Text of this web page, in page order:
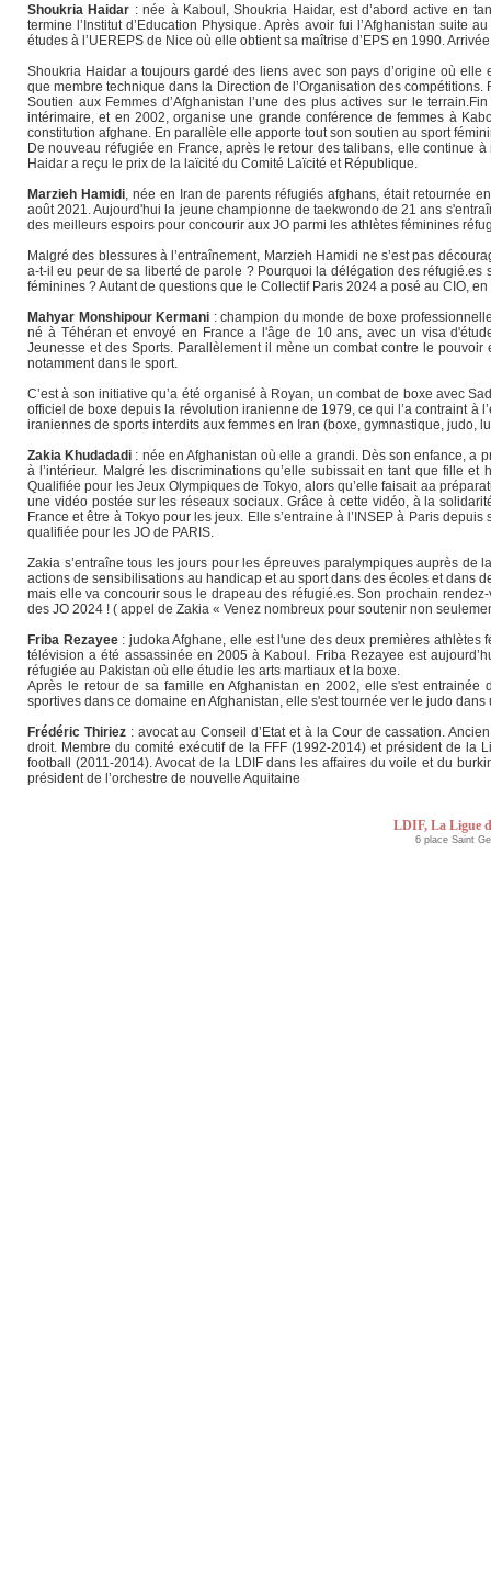
Shoukria Haidar : née à Kaboul, Shoukria Haidar, est d’abord active en
termine l’Institut d’Education Physique. Après avoir fui l’Afghanistan suite
études à l’UEREPS de Nice où elle obtient sa maîtrise d’EPS en 1990.
Shoukria Haidar a toujours gardé des liens avec son pays d’origine où
que membre technique dans la Direction de l’Organisation des
Soutien aux Femmes d’Afghanistan l’une des plus actives sur le
intérimaire, et en 2002, organise une grande conférence de femmes à
constitution afghane. En parallèle elle apporte tout son soutien au sport
De nouveau réfugiée en France, après le retour des talibans, elle continue
Haidar a reçu le prix de la laïcité du Comité Laïcité et République.
Marzieh Hamidi, née en Iran de parents réfugiés afghans, était retournée
août 2021. Aujourd'hui la jeune championne de taekwondo de 21 ans
des meilleurs espoirs pour concourir aux JO parmi les athlètes féminines
Malgré des blessures à l’entraînement, Marzieh Hamidi ne s’est pas
a-t-il eu peur de sa liberté de parole ? Pourquoi la délégation des
féminines ? Autant de questions que le Collectif Paris 2024 a posé au CIO,
Mahyar Monshipour Kermani : champion du monde de boxe
né à Téhéran et envoyé en France a l'âge de 10 ans, avec un visa
Jeunesse et des Sports. Parallèlement il mène un combat contre le
notamment dans le sport.
C’est à son initiative qu’a été organisé à Royan, un combat de boxe avec
officiel de boxe depuis la révolution iranienne de 1979, ce qui l’a contraint à
iraniennes de sports interdits aux femmes en Iran (boxe, gymnastique, judo,
Zakia Khudadadi : née en Afghanistan où elle a grandi. Dès son enfance, a
à l’intérieur. Malgré les discriminations qu’elle subissait en tant que fille
Qualifiée pour les Jeux Olympiques de Tokyo, alors qu’elle faisait aa
une vidéo postée sur les réseaux sociaux. Grâce à cette vidéo, à la
France et être à Tokyo pour les jeux. Elle s’entraine à l’INSEP à Paris
qualifiée pour les JO de PARIS.
Zakia s’entraîne tous les jours pour les épreuves paralympiques auprès
actions de sensibilisations au handicap et au sport dans des écoles et dans
mais elle va concourir sous le drapeau des réfugié.es. Son prochain
des JO 2024 ! ( appel de Zakia « Venez nombreux pour soutenir non
Friba Rezayee: judoka Afghane, elle est l'une des deux premières
télévision a été assassinée en 2005 à Kaboul. Friba Rezayee est
réfugiée au Pakistan où elle étudie les arts martiaux et la boxe.
Après le retour de sa famille en Afghanistan en 2002, elle s'est
sportives dans ce domaine en Afghanistan, elle s'est tournée ver le judo
Frédéric Thiriez: avocat au Conseil d’Etat et à la Cour de cassation.
droit. Membre du comité exécutif de la FFF (1992-2014) et président de la
football (2011-2014). Avocat de la LDIF dans les affaires du voile et du
président de l’orchestre de nouvelle Aquitaine
LDIF, La Ligue
6 place Saint